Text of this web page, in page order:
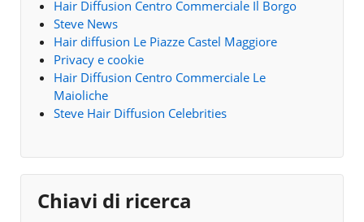
Hair Diffusion Centro Commerciale Il Borgo
Steve News
Hair diffusion Le Piazze Castel Maggiore
Privacy e cookie
Hair Diffusion Centro Commerciale Le
Maioliche
Steve Hair Diffusion Celebrities
Chiavi di ricerca